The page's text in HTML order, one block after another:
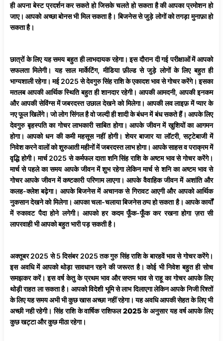
ही अपना बेस्ट प्रदर्शन कर सकते हो जिसके चलते हो सकता है की आपका प्रमोशन हो
जाए। आपको अच्छा बोनस भी मिल सकता है। बिजनेस से जुड़े लोगों को तगड़ा मुनाफ़ा हो
सकता है।
छात्रों के लिए यह समय बहुत ही लाभदायक रहेगा। इस दौरान दी गई परीक्षाओं में आपको
सफलता मिलेगी। यह साल मार्केटिंग, मीडिया फ़ील्ड से जुड़े लोगों के लिए बहुत ही
भाग्यशाली रहेगा। मई 2025 से देवगुरु सिंह राशि के एकादश भाव से गोचर करेंगे। इसका
मतलब आपकी आर्थिक स्थिति बहुत ही शानदार रहेगी। आपकी आमदनी, आपकी इनकम
और आपकी सेविंग्स में जबरदस्त उछाल देखने को मिलेगा। आपकी लव लाइफ़ में प्यार के
नए फूल खिलेंगे। जो लोग सिंगल है वो जल्दी ही शादी के बंधन में बंध सकते हैं। आपके लिए
देवगुरु बृहस्पति का गोचर लाभकारी साबित होगा। आपके जीवन में खुशियों का आगमन
होगा। आपको धन की कमी महसूस नहीं होगी। शेयर बाजार या लॉटरी, सट्टेबाजी में
निवेश करने वालों को शुरुआती महीनों में जबरदस्त लाभ होगा। आपके साहस व पराक्रम में
वृद्धि होगी। मार्च 2025 से कर्मफल दाता शनि सिंह राशि के अष्टम भाव से गोचर करेंगे।
मार्च से पहले का समय आपके जीवन में शुभ रहेगा लेकिन मार्च से शनि का अष्टम भाव से
गोचर आपके जीवन में कष्टकारी परिणाम लाएगा। आपके वैवाहिक जीवन में अशांति और
कलह-क्लेश बढ़ेगा। आपके बिजनेस में अचानक से गिरावट आएगी और आपको आर्थिक
नुकसान देखने को मिलेगा। आपका चला-चलाया बिजनेस ठप्प हो सकता है। आपके कार्यों
में रुकावट पैदा होने लगेगी। आपको हर कदम फूँक-फूँक कर रखना होगा ज़रा सी
लापरवाही भी आपको बहुत भारी पड़ सकती है।
अक्तूबर 2025 से 5 दिसंबर 2025 तक गुरु सिंह राशि के बारहवें भाव से गोचर करेंगे।
इस अवधि में आपको थोड़ा सावधान रहने की जरूरत है। कोई भी निवेश बहुत ही सोच
समझकर करें। इस वर्ष केतु के प्रथम भाव और सप्तम भाव से राहू का गोचर आपके लिए
थोड़ी राहत ला सकता है। आपको विदेशी भूमि से लाभ दिलाएगा लेकिन आपके निजी रिश्तों
के लिए यह समय अभी भी कुछ खास अच्छा नहीं रहेगा। यह अवधि आपकी सेहत के लिए भी
अच्छी नही रहेगी।सिंह राशि के वार्षिक राशिफल 2025के अनुसार यह वर्ष आपके लिए
कुछ खट्टा और कुछ मीठा रहेगा।